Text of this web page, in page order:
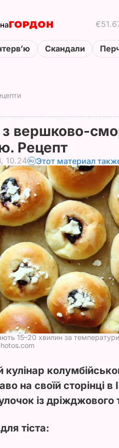
Скандали
з вершково-
Рецепт
10.24 Этот материал
15–20 хвилин за
кулінар
на своїй сторінці в
із дріжджового
тіста: